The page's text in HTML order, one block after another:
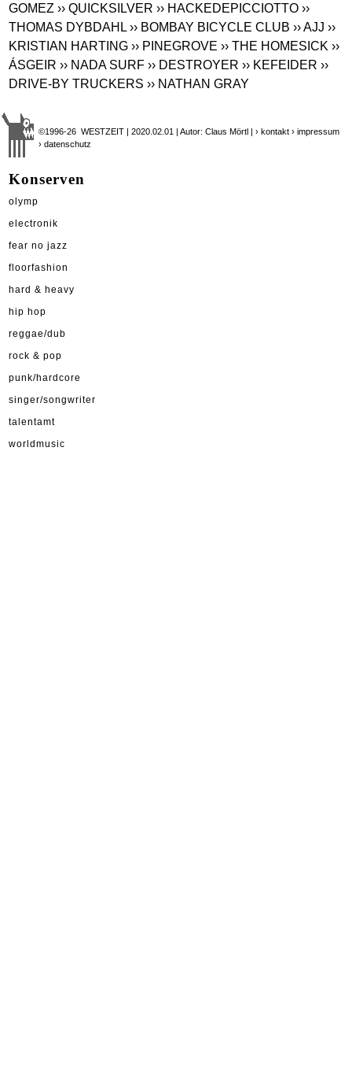
GOMEZ ›› QUICKSILVER ›› HACKEDEPICCIOTTO ››
THOMAS DYBDAHL ›› BOMBAY BICYCLE CLUB ›› AJJ ››
KRISTIAN HARTING ›› PINEGROVE ›› THE HOMESICK ››
ÁSGEIR ›› NADA SURF ›› DESTROYER ›› KEFEIDER ››
DRIVE-BY TRUCKERS ›› NATHAN GRAY
©1996-26 WESTZEIT | 2020.02.01 | Autor: Claus Mörtl |› kontakt › impressum
› datenschutz
Konserven
olymp
electronik
fear no jazz
floorfashion
hard & heavy
hip hop
reggae/dub
rock & pop
punk/hardcore
singer/songwriter
talentamt
worldmusic